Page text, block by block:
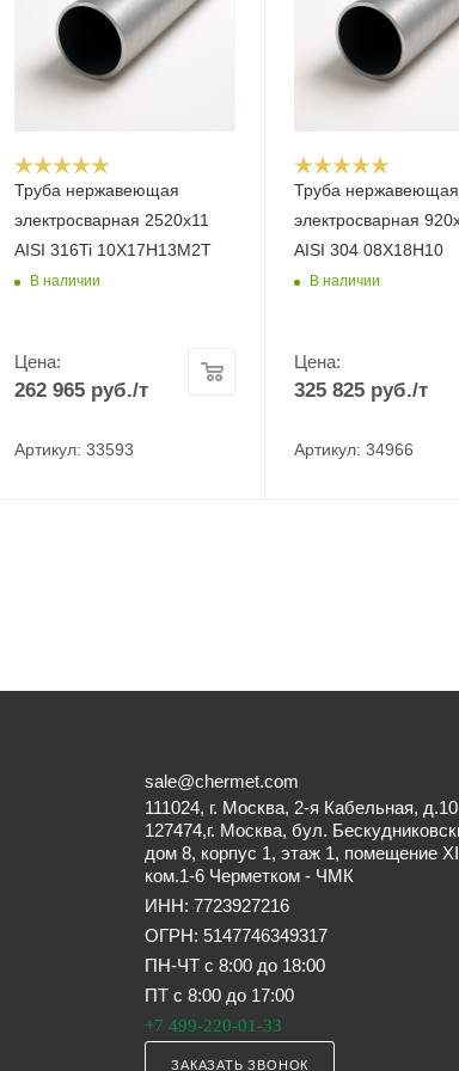
Труба нержавеющая
электросварная 2520х11
AISI 316Ti 10Х17Н13М2Т
В наличии
Цена:
262 965руб./т
Артикул: 33593
Труба нержавеющая
электросварная
AISI 304 08Х18Н10
В наличии
Цена:
325 825 руб./т
Артикул: 34966
sale@chermet.com
111024, г. Москва, 2-я Кабельная, д.10
127474,г. Москва, бул.
дом 8, корпус 1, этаж 1, помещение
ком.1-6 Черметком - ЧМК
ИНН: 7723927216
ОГРН: 5147746349317
ПН-ЧТ с 8:00 до 18:00
ПТ с 8:00 до 17:00
+7 499-220-01-33
ЗАКАЗАТЬ ЗВОНОК